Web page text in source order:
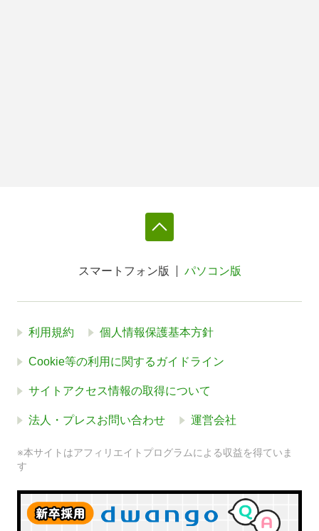
スマートフォン版 パソコン版
利用規約 個人情報保護基本方針
Cookie等の利用に関するガイドライン
サイトアクセス情報の取得について
法人・プレスお問い合わせ 運営会社
※本サイトはアフィリエイトプログラムによる収益を得ていま
す